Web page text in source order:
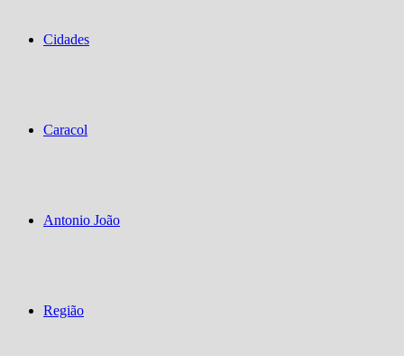
Cidades
Caracol
Antonio João
Região